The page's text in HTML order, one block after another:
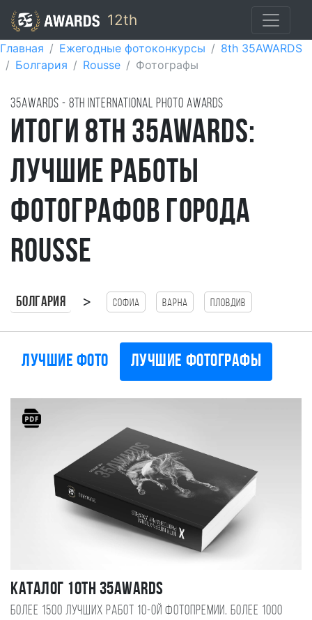
12th
Главная Ежегодные фотоконкурсы
8th 35AWARDS
Болгария
Rousse Фотографы
35AWARDS - 8TH international photo awards
Итоги 8th 35AWARDS:
лучшие работы
фотографов города
Rousse
Болгария > Софиа Варна Пловдив
Лучшие фото Лучшие фотографы
Каталог 10TH 35AWARDS
Более 1500 лучших работ 10-ой фотопремии, более 1000